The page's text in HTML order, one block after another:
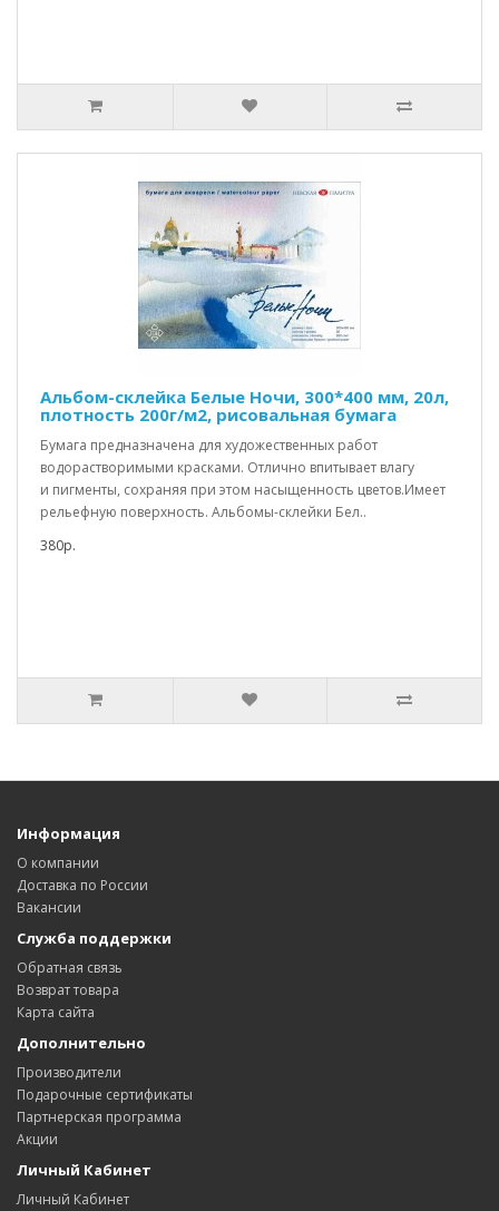
Альбом-склейка Белые Ночи, 300*400 мм, 20л,
плотность 200г/м2, рисовальная бумага
Бумага предназначена для художественных работ
водорастворимыми красками. Отлично впитывает влагу
и пигменты, сохраняя при этом насыщенность цветов.Имеет
рельефную поверхность. Альбомы-склейки Бел..
380р.
Информация
О компании
Доставка по России
Вакансии
Служба поддержки
Обратная связь
Возврат товара
Карта сайта
Дополнительно
Производители
Подарочные сертификаты
Партнерская программа
Акции
Личный Кабинет
Личный Кабинет